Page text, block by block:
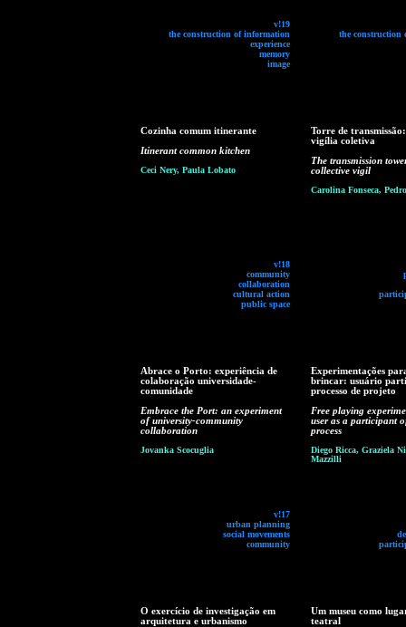
v!19
the construction of information
experience
memory
image
the construction
Cozinha comum itinerante
Itinerant common kitchen
Ceci Nery, Paula Lobato
v!18
community
collaboration
cultural action
public space
Torre de
vigília coletiva
The transmission
collective vigil
Carolina Fonseca,
Abrace o Porto: experiência de
colaboração universidade-
comunidade
Embrace the Port: an experiment
of university-community
collaboration
Jovanka Scocuglia
v!17
urban planning
social movements
community
Experimentações
brincar: usuário
processo de projeto
Free playing
user as a participant
process
Diego Ricca, Graziela
Mazzilli
O exercício de investigação em
arquitetura e urbanismo
Um museu como
teatral